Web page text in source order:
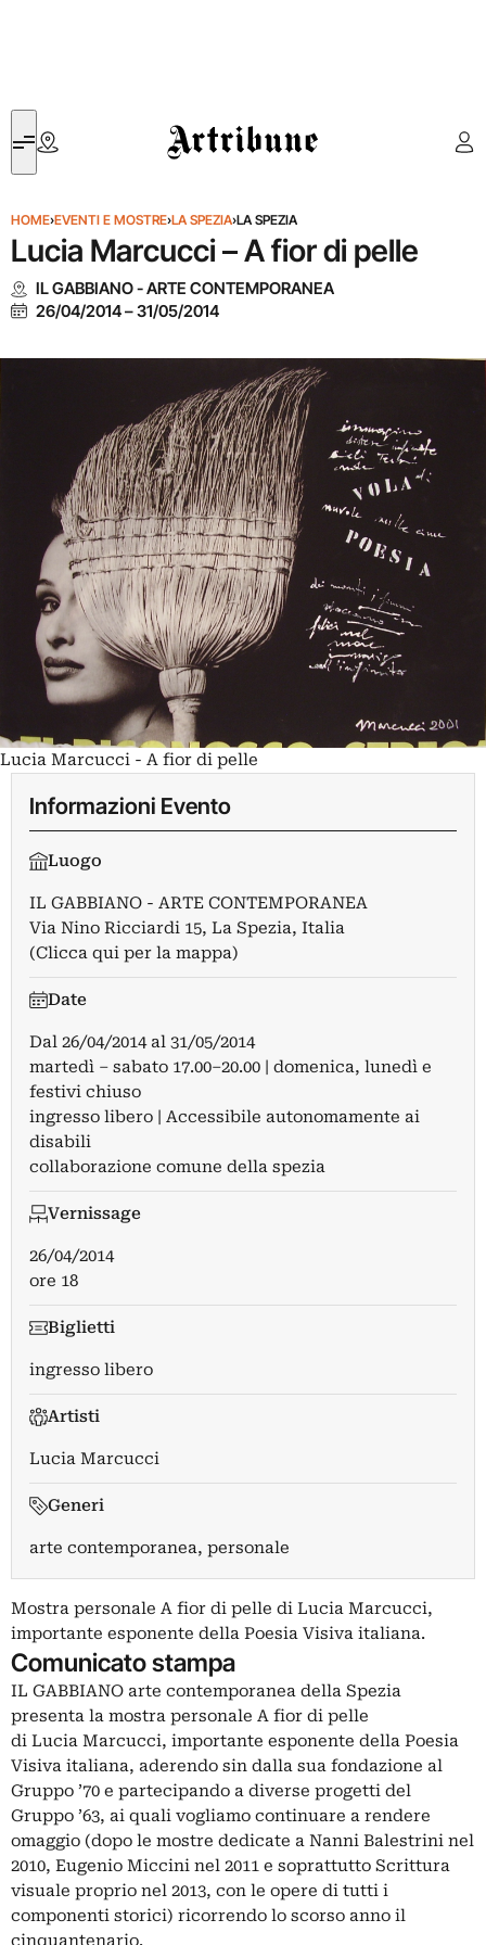
Artribune
HOME›EVENTI E MOSTRE›LA SPEZIA›LA SPEZIA
Lucia Marcucci – A fior di pelle
IL GABBIANO - ARTE CONTEMPORANEA
26/04/2014–31/05/2014
Lucia Marcucci - A fior di pelle
Informazioni Evento
Luogo
IL GABBIANO - ARTE CONTEMPORANEA
Via Nino Ricciardi 15, La Spezia, Italia
(Clicca qui per la mappa)
Date
Dal 26/04/2014al 31/05/2014
martedì – sabato 17.00–20.00 | domenica, lunedì e
festivi chiuso
ingresso libero | Accessibile autonomamente ai
disabili
collaborazione comune della spezia
Vernissage
26/04/2014
ore 18
Biglietti
ingresso libero
Artisti
Lucia Marcucci
Generi
arte contemporanea, personale
Mostra personale A fior di pelle di Lucia Marcucci,
importante esponente della Poesia Visiva italiana.
Comunicato stampa
IL GABBIANO arte contemporanea della Spezia
presenta la mostra personale A fior di pelle
di Lucia Marcucci, importante esponente della Poesia
Visiva italiana, aderendo sin dalla sua fondazione al
Gruppo ’70 e partecipando a diverse progetti del
Gruppo ’63, ai quali vogliamo continuare a rendere
omaggio (dopo le mostre dedicate a Nanni Balestrini nel
2010, Eugenio Miccini nel 2011 e soprattutto Scrittura
visuale proprio nel 2013, con le opere di tutti i
componenti storici) ricorrendo lo scorso anno il
cinquantenario.